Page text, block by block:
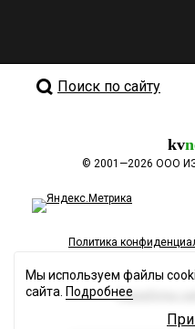
Поиск по сайту
kv
© 2001—2026 ООО
Политика
Разработка
Мы используем файлы
сайта. Подробнее